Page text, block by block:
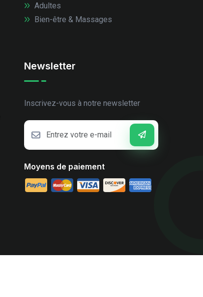
Adultes
Bien-être & Massages
Newsletter
Inscrivez-vous à notre newsletter
Moyens de paiement